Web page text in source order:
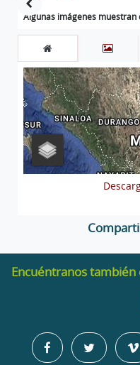
Algunas imágenes muestran
Encuéntranos también